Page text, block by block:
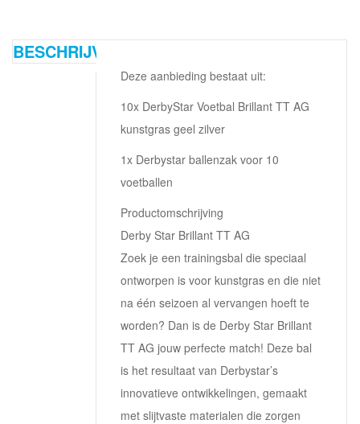
BESCHRIJVING
Deze aanbieding bestaat uit:
10x DerbyStar Voetbal Brillant TT AG
kunstgras geel zilver
1x Derbystar ballenzak voor 10
voetballen
Productomschrijving
Derby Star Brillant TT AG
Zoek je een trainingsbal die speciaal
ontworpen is voor kunstgras en die niet
na één seizoen al vervangen hoeft te
worden? Dan is de Derby Star Brillant
TT AG jouw perfecte match! Deze bal
is het resultaat van Derbystar’s
innovatieve ontwikkelingen, gemaakt
met slijtvaste materialen die zorgen